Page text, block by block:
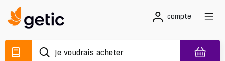
compte